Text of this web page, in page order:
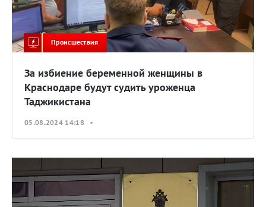
Происшествия
За избиение беременной женщины в
Краснодаре будут судить уроженца
Таджикистана
05.08.2024 14:18 •